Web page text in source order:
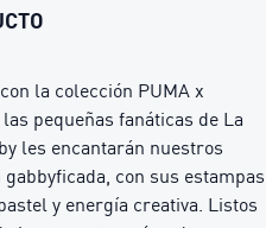
la colección PUMA x
las pequeñas fanáticas de La
les encantarán nuestros
con sus estampas
y energía creativa. Listos